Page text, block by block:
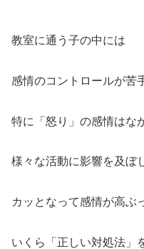
教室に通う子の中には
感情のコントロールが苦
特に「怒り」の感情はな
様々な活動に影響を及ぼ
カッとなって感情が高ぶ
いくら「正しい対処法」